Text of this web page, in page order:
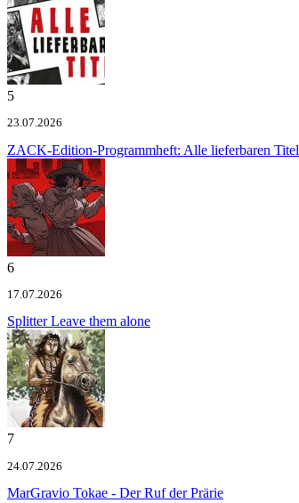
5
23.07.2026
ZACK-Edition-Programmheft: Alle lieferbaren Titel
6
17.07.2026
SplitterLeave them alone
7
24.07.2026
MarGravio Tokae - Der Ruf der Prärie